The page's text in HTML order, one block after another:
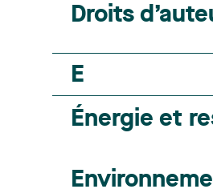
Droits
E
Énergie et